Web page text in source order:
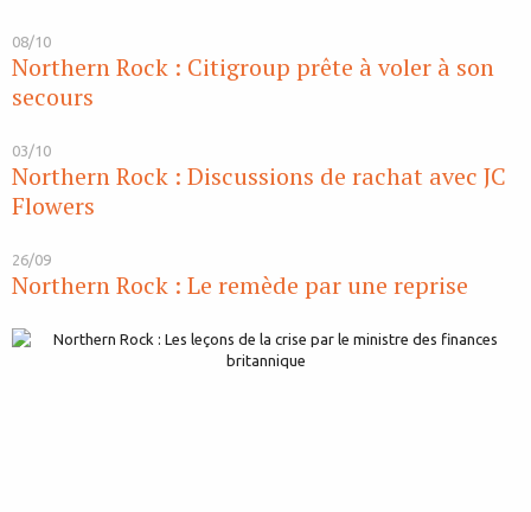
08/10
Northern Rock : Citigroup prête à voler à son
secours
03/10
Northern Rock : Discussions de rachat avec JC
Flowers
26/09
Northern Rock : Le remède par une reprise